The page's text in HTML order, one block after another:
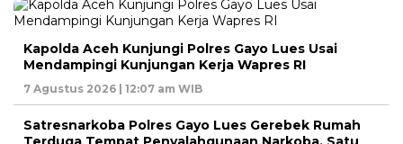
Kapolda Aceh Kunjungi Polres Gayo Lues Usai
Mendampingi Kunjungan Kerja Wapres RI
7 Agustus 2026 | 12:07 am WIB
Satresnarkoba Polres Gayo Lues Gerebek Rumah